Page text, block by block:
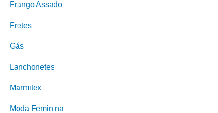
Frango Assado
Fretes
Gás
Lanchonetes
Marmitex
Moda Feminina